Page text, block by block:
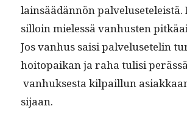
lain­säädän­nön
sil­loin mielessä van­hus­ten
Jos van­hus saisi palvelusetelin
hoitopaikan ja raha tulisi
van­huk­ses­ta kil­pail­lun
sijaan.